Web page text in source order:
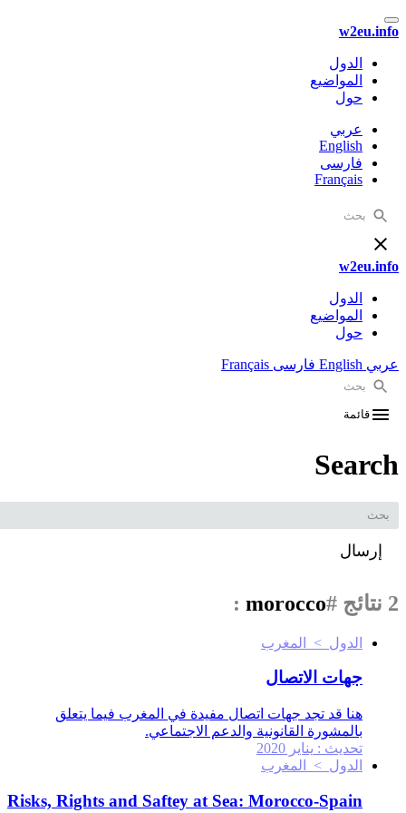
الدول
المواضيع
حول
عربي
English
فارسی
Français
الدول
المواضيع
حول
English فارسی Français
قائمة
إرسال
#
morocco
:
الدول > المغرب
جهات الاتصال
هنا قد تجد جهات اتصال مفيدة في المغرب فيما يتعلق
بالمشورة القانونية والدعم الاجتماعي.
تحديث : يناير 2020
الدول > المغرب
Risks, Rights and Saftey at Sea: Morocco-Spain